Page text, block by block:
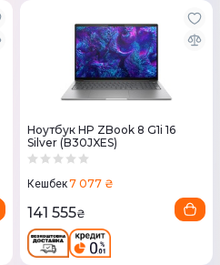
Ноутбук HP ZBook 8 G1i 16
Silver (B30JXES)
Кешбек7 077 ₴
141 555₴